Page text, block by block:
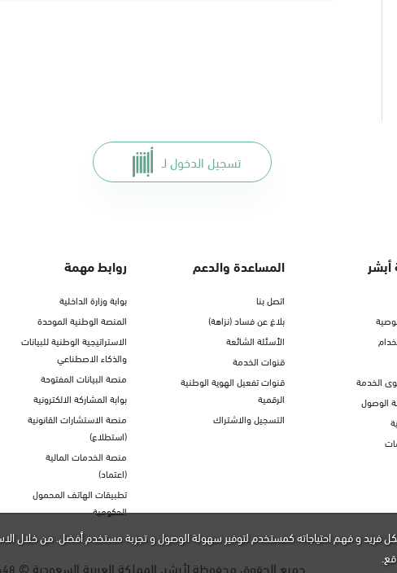
تسجيل الدخول لـ
الخدمة
الوصول
المساعدة والدعم
اتصل بنا
بلاغ عن فساد (نزاهة)
الأسئلة الشائعة
قنوات الخدمة
قنوات تفعيل الهوية الوطنية
الرقمية
التسجيل والاشتراك
روابط مهمة
بوابة وزارة الداخلية
المنصة الوطنية الموحدة
الاستراتيجية الوطنية للبيانات
والذكاء الاصطناعي
منصة البيانات المفتوحة
بوابة المشاركة الالكترونية
منصة الاستشارات القانونية
(استطلاع)
منصة الخدمات المالية
(اعتماد)
تطبيقات الهاتف المحمول
الحكومية
جميع الحقوق محفوظة لأبشر، المملكة العربية السعودية ©
فريد و فهم احتياجاته كمستخدم لتوفير سهولة الوصول و تجربة مستخدم أفضل. من خلال